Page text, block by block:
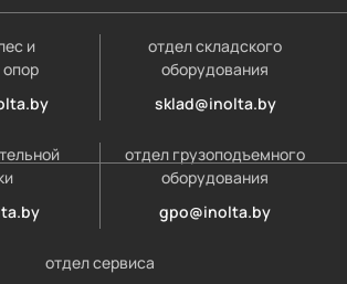
и
отдел складского
оборудования
sklad@inolta.by
отдел грузоподъемного
оборудования
gpo@inolta.by
отдел сервиса